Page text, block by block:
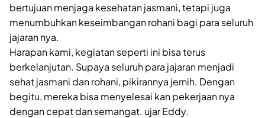
bertujuan menjaga kesehatan jasmani, tetapi juga
menumbuhkan keseimbangan rohani bagi para seluruh
jajaran nya.
Harapan kami, kegiatan seperti ini bisa terus
berkelanjutan. Supaya seluruh para jajaran menjadi
sehat jasmani dan rohani, pikirannya jernih. Dengan
begitu, mereka bisa menyelesai kan pekerjaan nya
dengan cepat dan semangat. ujar Eddy.